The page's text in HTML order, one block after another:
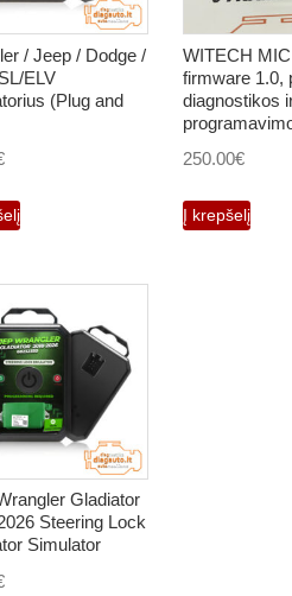
/ Jeep / Dodge /
ELV
(Plug and
WITECH
firmware 1.0,
diagnostikos
250.00€
Į krepšelį
Gladiator
Steering Lock
Simulator